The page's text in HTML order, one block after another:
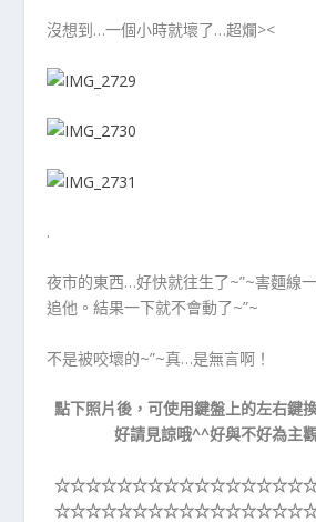
沒想到…一個小時就壞了…超爛><
.
夜市的東西…好快就往生了~”~害麵線
追他。結果一下就不會動了~”~
不是被咬壞的~”~真…是無言啊！
點下照片後，可使用鍵盤上的左右鍵
好請見諒哦^^好與不好為主
☆☆☆☆☆☆☆☆☆☆☆☆☆☆☆
☆☆☆☆☆☆☆☆☆☆☆☆☆☆☆